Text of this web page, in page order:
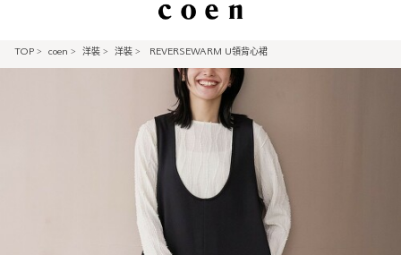
TOP > coen > 洋裝 > 洋裝 > REVERSEWARM U領背心裙